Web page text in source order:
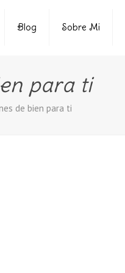
Blog Sobre Mi
para ti
de bien para ti